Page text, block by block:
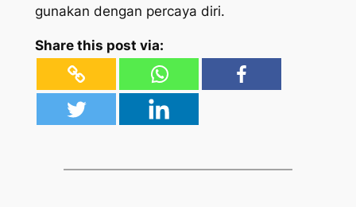
gunakan dengan percaya diri.
Share this post via: